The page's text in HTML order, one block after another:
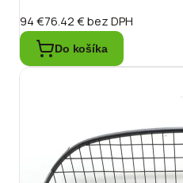
94 €76.42 €bez DPH
Do košíka